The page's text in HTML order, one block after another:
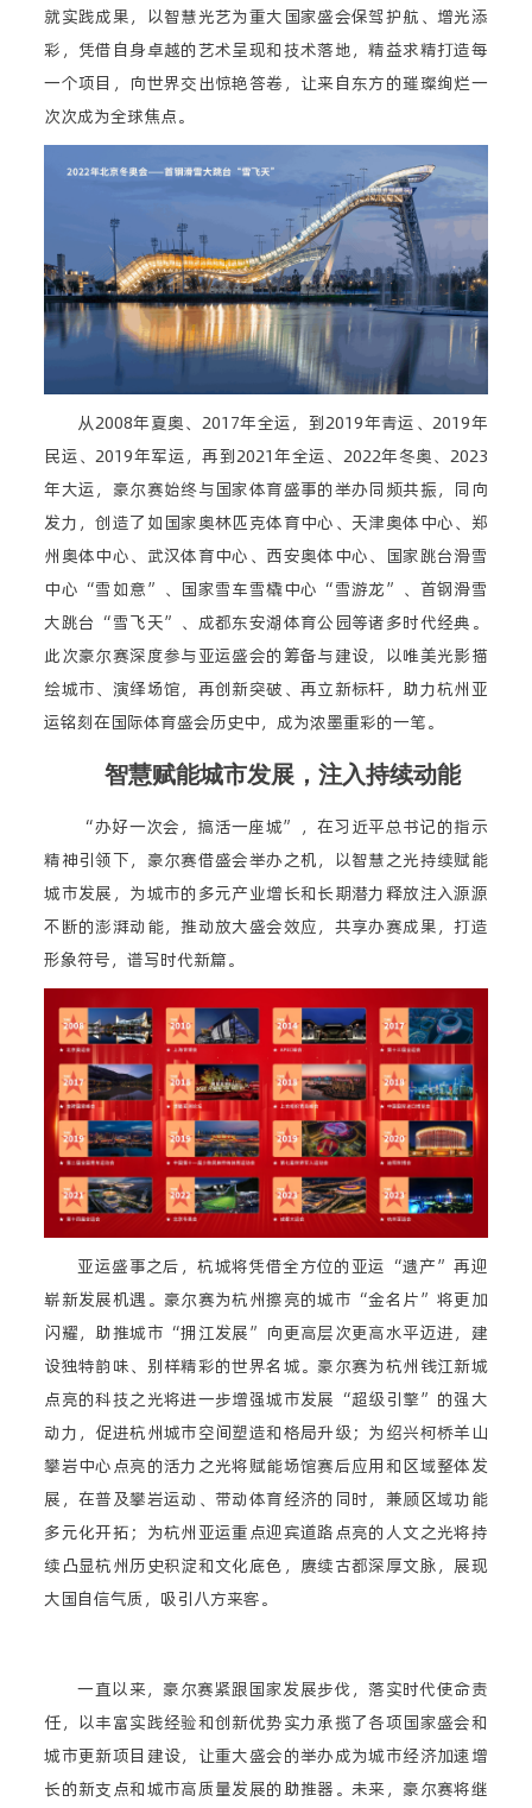
就实践成果，以智慧光艺为重大国家盛会保驾护航、增光添
彩，凭借自身卓越的艺术呈现和技术落地，精益求精打造每
一个项目，向世界交出惊艳答卷，让来自东方的璀璨绚烂一
次次成为全球焦点。
从2008年夏奥、2017年全运，到2019年青运、2019年
民运、2019年军运，再到2021年全运、2022年冬奥、2023
年大运，豪尔赛始终与国家体育盛事的举办同频共振，同向
发力，创造了如国家奥林匹克体育中心、天津奥体中心、郑
州奥体中心、武汉体育中心、西安奥体中心、国家跳台滑雪
中心“雪如意”、国家雪车雪橇中心“雪游龙”、首钢滑雪
大跳台“雪飞天”、成都东安湖体育公园等诸多时代经典。
此次豪尔赛深度参与亚运盛会的筹备与建设，以唯美光影描
绘城市、演绎场馆，再创新突破、再立新标杆，助力杭州亚
运铭刻在国际体育盛会历史中，成为浓墨重彩的一笔。
智慧赋能城市发展，注入持续动能
“办好一次会，搞活一座城”，在习近平总书记的指示
精神引领下，豪尔赛借盛会举办之机，以智慧之光持续赋能
城市发展，为城市的多元产业增长和长期潜力释放注入源源
不断的澎湃动能，推动放大盛会效应，共享办赛成果，打造
形象符号，谱写时代新篇。
亚运盛事之后，杭城将凭借全方位的亚运“遗产”再迎
崭新发展机遇。豪尔赛为杭州擦亮的城市“金名片”将更加
闪耀，助推城市“拥江发展”向更高层次更高水平迈进，建
设独特韵味、别样精彩的世界名城。豪尔赛为杭州钱江新城
点亮的科技之光将进一步增强城市发展“超级引擎”的强大
动力，促进杭州城市空间塑造和格局升级；为绍兴柯桥羊山
攀岩中心点亮的活力之光将赋能场馆赛后应用和区域整体发
展，在普及攀岩运动、带动体育经济的同时，兼顾区域功能
多元化开拓；为杭州亚运重点迎宾道路点亮的人文之光将持
续凸显杭州历史积淀和文化底色，赓续古都深厚文脉，展现
大国自信气质，吸引八方来客。
一直以来，豪尔赛紧跟国家发展步伐，落实时代使命责
任，以丰富实践经验和创新优势实力承揽了各项国家盛会和
城市更新项目建设，让重大盛会的举办成为城市经济加速增
长的新支点和城市高质量发展的助推器。未来，豪尔赛将继